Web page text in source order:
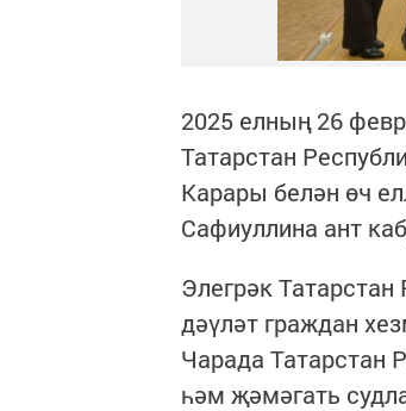
2025 елның 26
Татарстан
Карары белән өч
Сафиуллина ант
Элегрәк
дәүләт граждан
Чарада Татарстан
һәм җәмәгать